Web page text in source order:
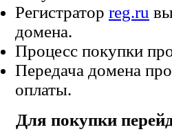
Регистратор reg.ru
домена.
Процесс покупки
Передача домена
оплаты.
Для покупки